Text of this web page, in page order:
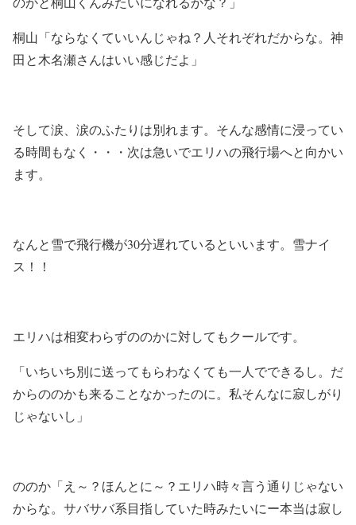
桐山「ならなくていいんじゃね？人それぞれだからな。神
田と木名瀬さんはいい感じだよ」
そして涙、涙のふたりは別れます。そんな感情に浸ってい
る時間もなく・・・次は急いでエリハの飛行場へと向かい
ます。
なんと雪で飛行機が30分遅れているといいます。雪ナイ
ス！！
エリハは相変わらずののかに対してもクールです。
「いちいち別に送ってもらわなくても一人でできるし。だ
からののかも来ることなかったのに。私そんなに寂しがり
じゃないし」
ののか「え～？ほんとに～？エリハ時々言う通りじゃない
からな。サバサバ系目指していた時みたいにー本当は寂し